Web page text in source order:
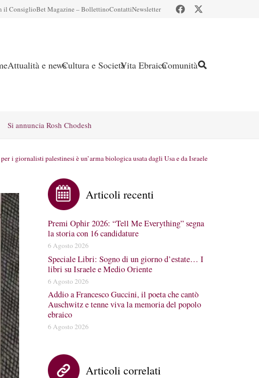
il ConsiglioBet Magazine – BollettinoContattiNewsletter
Attualità e newsCultura e SocietàVita EbraicaComunità
Si annuncia Rosh Chodesh
i giornalisti palestinesi è un’arma biologica usata dagli Usa e da Israele
Articoli recenti
Premi Ophir 2026: “Tell Me Everything” segna
la storia con 16 candidature
6 Agosto 2026
Speciale Libri: Sogno di un giorno d’estate… I
libri su Israele e Medio Oriente
6 Agosto 2026
Addio a Francesco Guccini, il poeta che cantò
Auschwitz e tenne viva la memoria del popolo
ebraico
6 Agosto 2026
Articoli correlati